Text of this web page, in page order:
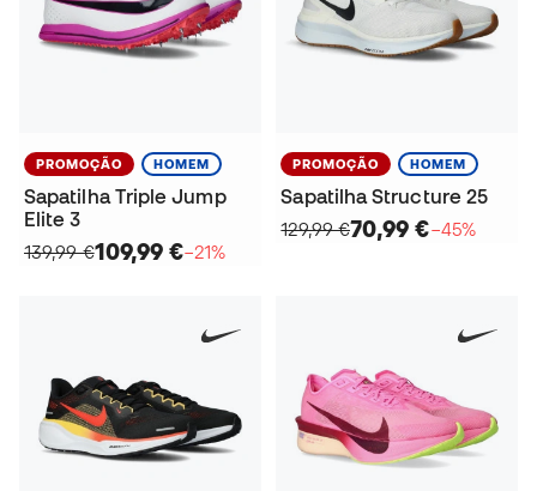
PROMOÇÃO HOMEM
Sapatilha Triple Jump
Elite 3
139,99 €109,99 €−21%
PROMOÇÃO HOMEM
Sapatilha Structure 25
129,99 €70,99 €−45%